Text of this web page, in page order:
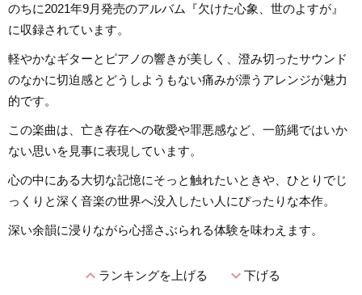
のちに2021年9月発売のアルバム『欠けた心象、世のよすが』
に収録されています。
軽やかなギターとピアノの響きが美しく、澄み切ったサウンド
のなかに切迫感とどうしようもない痛みが漂うアレンジが魅力
的です。
この楽曲は、亡き存在への敬愛や罪悪感など、一筋縄ではいか
ない思いを見事に表現しています。
心の中にある大切な記憶にそっと触れたいときや、ひとりでじ
っくりと深く音楽の世界へ没入したい人にぴったりな本作。
深い余韻に浸りながら心揺さぶられる体験を味わえます。
expand_lessランキングを上げる expand_more下げる